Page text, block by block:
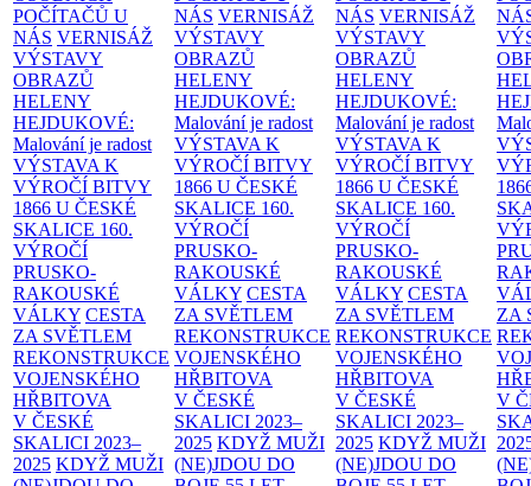
POČÍTAČŮ U
NÁS VERNISÁŽ
VÝSTAVY
OBRAZŮ
HELENY
HEJDUKOVÉ:
Malování je radost
VÝSTAVA K
VÝROČÍ BITVY
1866 U ČESKÉ
SKALICE 160.
VÝROČÍ
PRUSKO-
RAKOUSKÉ
VÁLKY CESTA
ZA SVĚTLEM
REKONSTRUKCE
VOJENSKÉHO
HŘBITOVA
V ČESKÉ
SKALICI 2023–
2025 KDYŽ MUŽI
NÁS VERNISÁŽ
VÝSTAVY
OBRAZŮ
HELENY
HEJDUKOVÉ:
Malování je radost
VÝSTAVA K
VÝROČÍ BITVY
1866 U ČESKÉ
SKALICE 160.
VÝROČÍ
PRUSKO-
RAKOUSKÉ
VÁLKY CESTA
ZA SVĚTLEM
REKONSTRUKCE
VOJENSKÉHO
HŘBITOVA
V ČESKÉ
SKALICI 2023–
2025 KDYŽ MUŽI
(NE)JDOU DO
NÁS VERNISÁŽ
VÝSTAVY
OBRAZŮ
HELENY
HEJDUKOVÉ:
Malování je radost
VÝSTAVA K
VÝROČÍ BITVY
1866 U ČESKÉ
SKALICE 160.
VÝROČÍ
PRUSKO-
RAKOUSKÉ
VÁLKY CESTA
ZA SVĚTLEM
REKONSTRUKCE
VOJENSKÉHO
HŘBITOVA
V ČESKÉ
SKALICI 2023–
2025 KDYŽ MUŽI
(NE)JDOU DO
ZA
V